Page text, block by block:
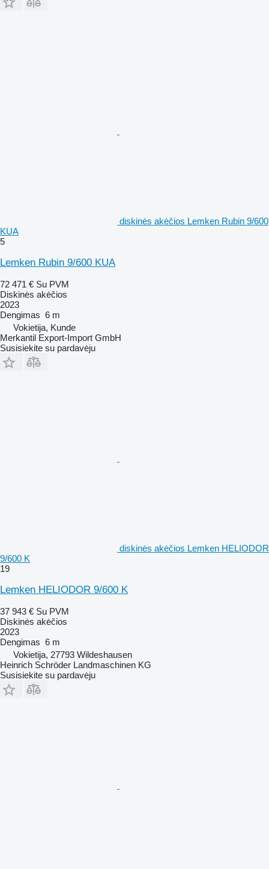
diskinės akėčios Lemken Rubin 9/600
KUA
5
Lemken Rubin 9/600 KUA
72 471 € Su PVM
Diskinės akėčios
2023
Dengimas 6 m
Vokietija, Kunde
Merkantil Export-Import GmbH
Susisiekite su pardavėju
diskinės akėčios Lemken HELIODOR
9/600 K
19
Lemken HELIODOR 9/600 K
37 943 € Su PVM
Diskinės akėčios
2023
Dengimas 6 m
Vokietija, 27793 Wildeshausen
Heinrich Schröder Landmaschinen KG
Susisiekite su pardavėju